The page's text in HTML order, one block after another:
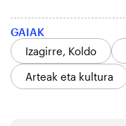
GAIAK
Izagirre, Koldo
Arteak eta kultura